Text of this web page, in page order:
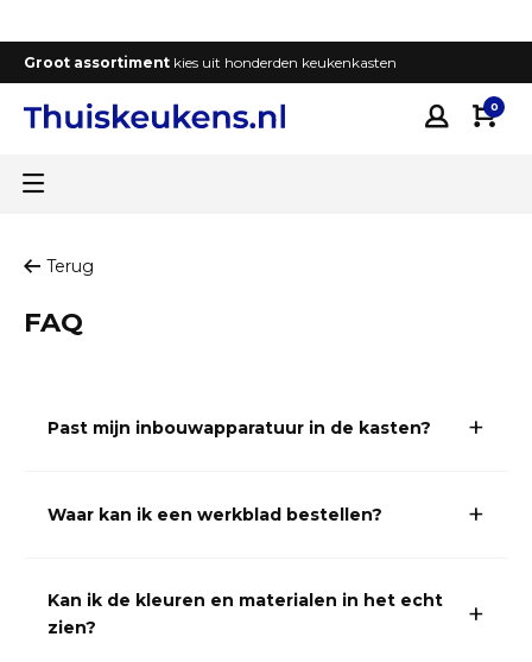
Groot assortiment kies uit honderden keukenkasten
0
Terug
FAQ
Past mijn inbouwapparatuur in de kasten?
Waar kan ik een werkblad bestellen?
Kan ik de kleuren en materialen in het echt
zien?